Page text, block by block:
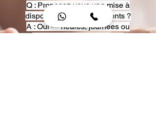
Q : Proposez-vous une mise à
disposition pour événements ?
A : Oui — heures, journées ou